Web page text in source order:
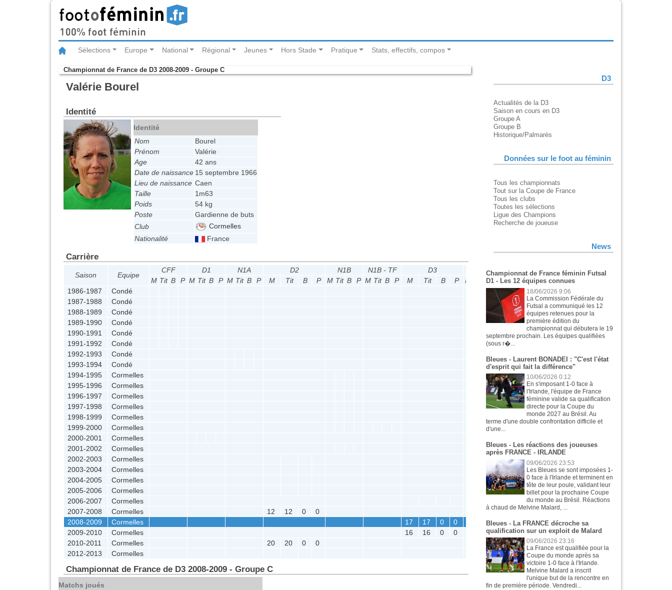
Sélections Europe National Régional Jeunes Hors Stade Pratique Stats, effectifs, compos
Championnat de France de D3 2008-2009 - Groupe C
Valérie Bourel
Identité
Identité
Nom
Bourel
Prénom
Valérie
Age
42 ans
Date de naissance 15 septembre 1966
Lieu de naissance Caen
Taille
1m63
Poids
54 kg
Poste
Gardienne de buts
Club
Cormelles
Nationalité
France
Carrière
Saison Equipe
CFF D1 N1A D2 N1B N1B - TF D3 D3 - TF DH
CdF
M Tit B P M Tit B P M Tit B P M Tit B P M Tit B P M Tit B P M Tit B P M B P M Tit B P M Tit B
1986-1987
Condé
1987-1988
Condé
1988-1989
Condé
1989-1990
Condé
1990-1991
Condé
1991-1992
Condé
1992-1993
Condé
1993-1994
Condé
1994-1995
Cormelles
1995-1996
Cormelles
1996-1997
Cormelles
1997-1998
Cormelles
1998-1999
Cormelles
1999-2000
Cormelles
2000-2001
Cormelles
2001-2002
Cormelles
2002-2003
Cormelles
2003-2004
Cormelles
2004-2005
Cormelles
2005-2006
Cormelles
2006-2007
Cormelles
2007-2008
Cormelles 12 12 0 0 2 2
2008-2009
Cormelles 17 17 0 0 2 2 0
0
2009-2010
Cormelles 16 16 0 0 3 3 0
0
2010-2011
Cormelles 20 20 0
0
2012-2013
Cormelles 1 1 0 0
Championnat de France de D3 2008-2009 - Groupe C
Matchs joués
D3
Actualités de la D3
Saison en cours en D3
Groupe A
Groupe B
Historique/Palmarès
Données sur le foot au féminin
Tous les championnats
Tout sur la Coupe de France
Tous les clubs
Toutes les sélections
Ligue des Champions
Recherche de joueuse
News
Championnat de France féminin Futsal
D1 - Les 12 équipes connues
18/06/2026 9:06
La Commission Fédérale du
Futsal a communiqué les 12
équipes retenues pour la
première édition du
championnat qui débutera le 19
septembre prochain. Les équipes qualifiées
(sous r�...
Bleues - Laurent BONADEI : "C'est l'état
d'esprit qui fait la différence"
10/06/2026 0:12
En s'imposant 1-0 face à
l'Irlande, l'équipe de France
féminine valide sa qualification
directe pour la Coupe du
monde 2027 au Brésil. Au
terme d'une double confrontation difficile et
d'une...
Bleues - Les réactions des joueuses
après FRANCE - IRLANDE
09/06/2026 23:53
Les Bleues se sont imposées 1-
0 face à l'Irlande et terminent en
tête de leur poule, validant leur
billet pour la prochaine Coupe
du monde au Brésil. Réactions
à chaud de Melvine Malard, ...
Bleues - La FRANCE décroche sa
qualification sur un exploit de Malard
09/06/2026 23:16
La France est qualifiée pour la
Coupe du monde après sa
victoire 1-0 face à l'Irlande.
Melvine Malard a inscrit
l'unique but de la rencontre en
fin de première période. Vendredi...